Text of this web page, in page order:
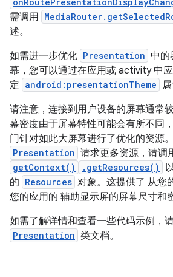
需调用
述。
如需进一步优化 Presentation 中的
幕，您可以通过在应用或 activity 中
定 android:presentationTheme
请注意，连接到用户设备的屏幕通常
幕密度由于屏幕特性可能会有所不同
门针对如此大屏幕进行了优化的资源
Presentation 请求更多资源，请调
getContext() .getResources()
的 Resources 对象。这提供了 从您
您的应用的 辅助显示屏的屏幕尺寸和
如需了解详情和查看一些代码示例，
Presentation 类文档。